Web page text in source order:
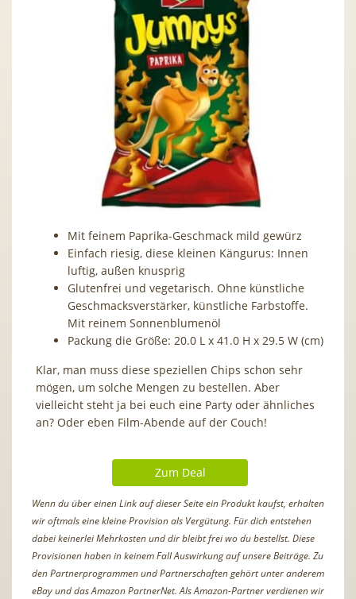
Mit feinem Paprika-Geschmack mild gewürz
Einfach riesig, diese kleinen Kängurus: Innen
luftig, außen knusprig
Glutenfrei und vegetarisch. Ohne künstliche
Geschmacksverstärker, künstliche Farbstoffe.
Mit reinem Sonnenblumenöl
Packung die Größe: 20.0 L x 41.0 H x 29.5 W (cm)
Klar, man muss diese speziellen Chips schon sehr
mögen, um solche Mengen zu bestellen. Aber
vielleicht steht ja bei euch eine Party oder ähnliches
an? Oder eben Film-Abende auf der Couch!
Zum Deal
Wenn du über einen Link auf dieser Seite ein Produkt kaufst, erhalten
wir oftmals eine kleine Provision als Vergütung. Für dich entstehen
dabei keinerlei Mehrkosten und dir bleibt frei wo du bestellst. Diese
Provisionen haben in keinem Fall Auswirkung auf unsere Beiträge. Zu
den Partnerprogrammen und Partnerschaften gehört unter anderem
eBay und das Amazon PartnerNet. Als Amazon-Partner verdienen wir